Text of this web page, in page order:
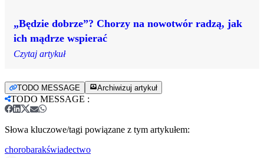
„Będzie dobrze”? Chorzy na nowotwór radzą, jak
ich mądrze wspierać
Czytaj artykuł
TODO MESSAGE Archiwizuj artykuł
TODO MESSAGE :
Słowa kluczowe/tagi powiązane z tym artykułem:
chorobarakświadectwo